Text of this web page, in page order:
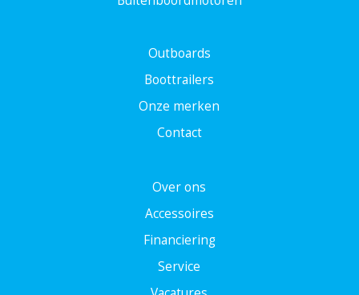
Outboards
Boottrailers
Onze merken
Contact
Over ons
Accessoires
Financiering
Service